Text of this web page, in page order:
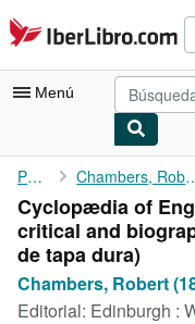
Pasar al contenido
IberLibro.com
Menú
Mi cuenta
Consultar mis pedidos
Búsqueda avanzada
Colecciones
Portada Chambers,
Cyclopædia of
critical and
de tapa dura)
Chambers, Robert
Editorial: Edinburgh :